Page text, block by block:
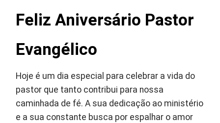
Feliz Aniversário Pastor
Evangélico
Hoje é um dia especial para celebrar a vida do
pastor que tanto contribui para nossa
caminhada de fé. A sua dedicação ao ministério
e a sua constante busca por espalhar o amor